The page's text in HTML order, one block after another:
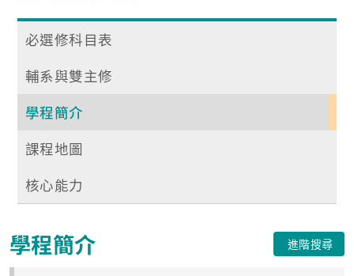
必選修科目表
輔系與雙主修
學程簡介
課程地圖
核心能力
學程簡介 進階搜尋